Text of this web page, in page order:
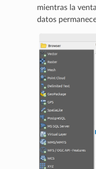
mientras la
datos